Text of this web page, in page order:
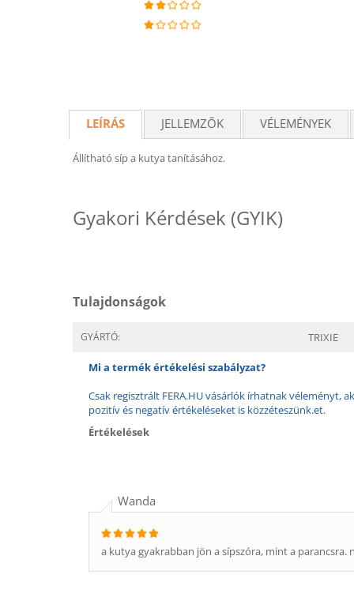
LEÍRÁS JELLEMZŐK VÉLEMÉNYEK
Állítható síp a kutya tanításához.
Gyakori Kérdések (GYIK)
Tulajdonságok
GYÁRTÓ: TRIXIE
Mi a termék értékelési szabályzat?
Csak regisztrált FERA.HU vásárlók írhatnak véleményt,
pozitív és negatív értékeléseket is közzéteszünk.et.
Értékelések
Wanda
a kutya gyakrabban jön a sípszóra, mint a parancsra.